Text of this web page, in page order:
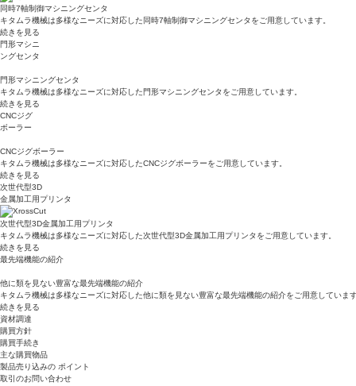
同時7軸制御マシニングセンタ
キタムラ機械は多様なニーズに対応した同時7軸制御マシニングセンタをご用意しています。
続きを見る
門形マシニ
ングセンタ
門形マシニングセンタ
キタムラ機械は多様なニーズに対応した門形マシニングセンタをご用意しています。
続きを見る
CNCジグ
ボーラー
CNCジグボーラー
キタムラ機械は多様なニーズに対応したCNCジグボーラーをご用意しています。
続きを見る
次世代型3D
金属加工用プリンタ
次世代型3D金属加工用プリンタ
キタムラ機械は多様なニーズに対応した次世代型3D金属加工用プリンタをご用意しています。
続きを見る
最先端機能の紹介
他に類を見ない豊富な最先端機能の紹介
キタムラ機械は多様なニーズに対応した他に類を見ない豊富な最先端機能の紹介をご用意していま
続きを見る
資材調達
購買方針
購買手続き
主な購買物品
製品売り込みの ポイント
取引のお問い合わせ